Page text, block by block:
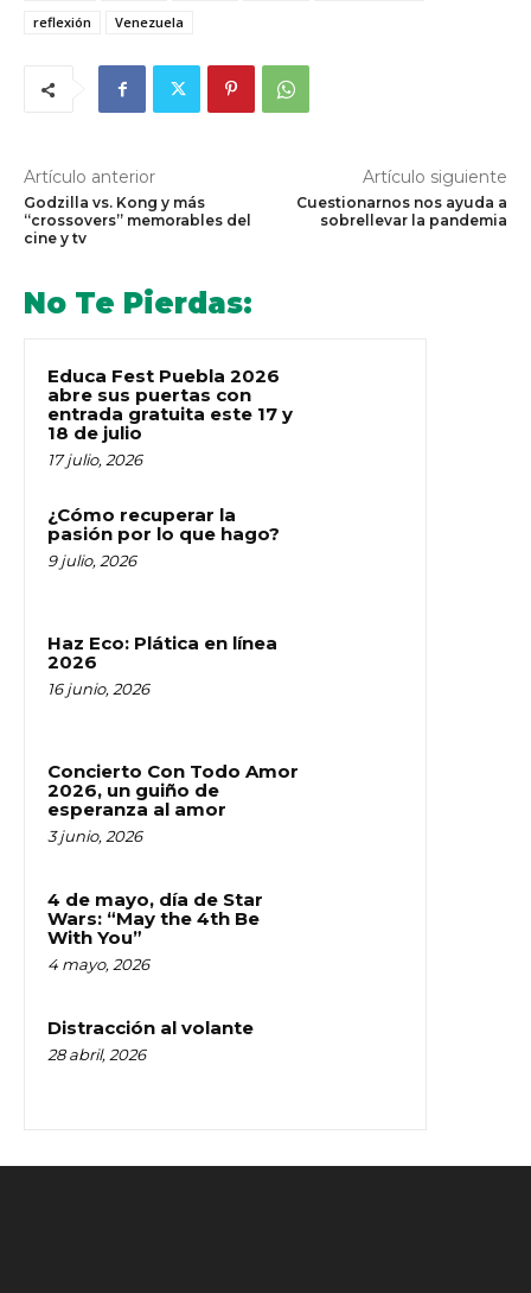
reflexión
Venezuela
Artículo anterior
Godzilla vs. Kong y más
“crossovers” memorables del
cine y tv
Artículo siguiente
Cuestionarnos nos ayuda a
sobrellevar la pandemia
No Te Pierdas:
Educa Fest Puebla 2026
abre sus puertas con
entrada gratuita este 17 y
18 de julio
17 julio, 2026
¿Cómo recuperar la
pasión por lo que hago?
9 julio, 2026
Haz Eco: Plática en línea
2026
16 junio, 2026
Concierto Con Todo Amor
2026, un guiño de
esperanza al amor
3 junio, 2026
4 de mayo, día de Star
Wars: “May the 4th Be
With You”
4 mayo, 2026
Distracción al volante
28 abril, 2026